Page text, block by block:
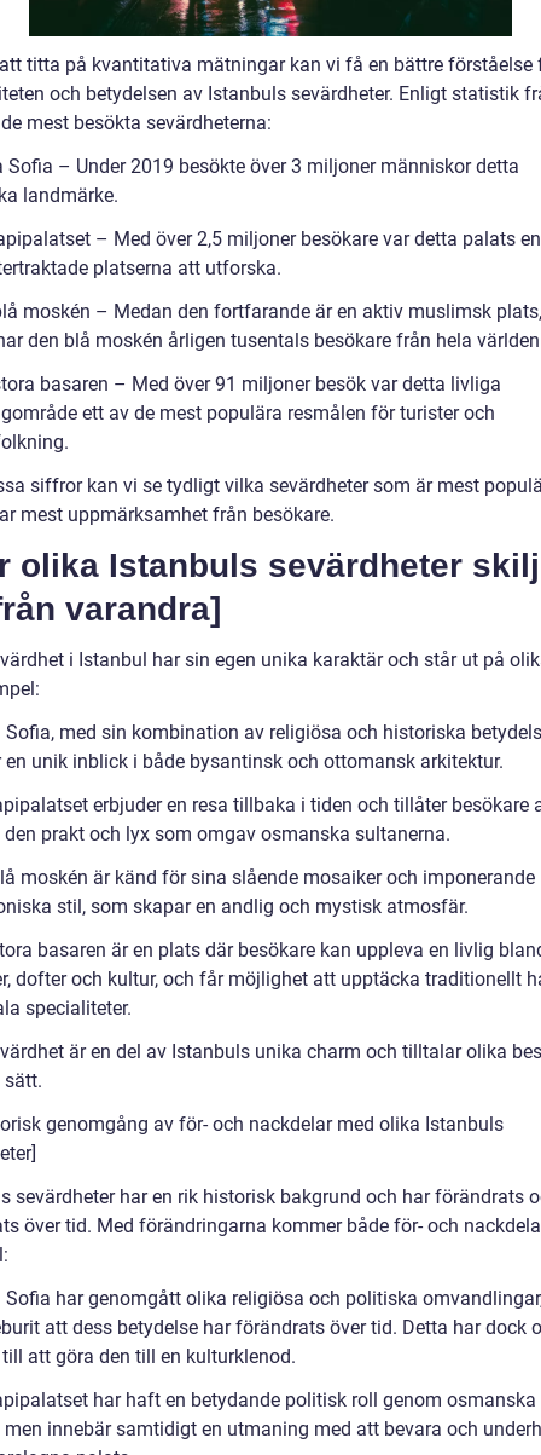
titta på kvantitativa mätningar kan vi få en bättre förståelse
och betydelsen av Istanbuls sevärdheter. Enligt statistik
mest besökta sevärdheterna:
Sofia – Under 2019 besökte över 3 miljoner människor detta
landmärke.
– Med över 2,5 miljoner besökare var detta palats
platserna att utforska.
moskén – Medan den fortfarande är en aktiv muslimsk plats,
den blå moskén årligen tusentals besökare från hela
basaren – Med över 91 miljoner besök var detta livliga
ett av de mest populära resmålen för turister och
siffror kan vi se tydligt vilka sevärdheter som är mest
mest uppmärksamhet från besökare.
olika Istanbuls sevärdheter
varandra]
i Istanbul har sin egen unika karaktär och står ut på
med sin kombination av religiösa och historiska
en unik inblick i både bysantinsk och ottomansk arkitektur.
erbjuder en resa tillbaka i tiden och tillåter besökare
prakt och lyx som omgav osmanska sultanerna.
moskén är känd för sina slående mosaiker och imponerande
stil, som skapar en andlig och mystisk atmosfär.
basaren är en plats där besökare kan uppleva en livlig
dofter och kultur, och får möjlighet att upptäcka traditionellt
specialiteter.
är en del av Istanbuls unika charm och tilltalar olika
sätt.
genomgång av för- och nackdelar med olika Istanbuls
sevärdheter har en rik historisk bakgrund och har förändrats
över tid. Med förändringarna kommer både för- och
har genomgått olika religiösa och politiska
att dess betydelse har förändrats över tid. Detta har dock
att göra den till en kulturklenod.
har haft en betydande politisk roll genom osmanska
men innebär samtidigt en utmaning med att bevara och